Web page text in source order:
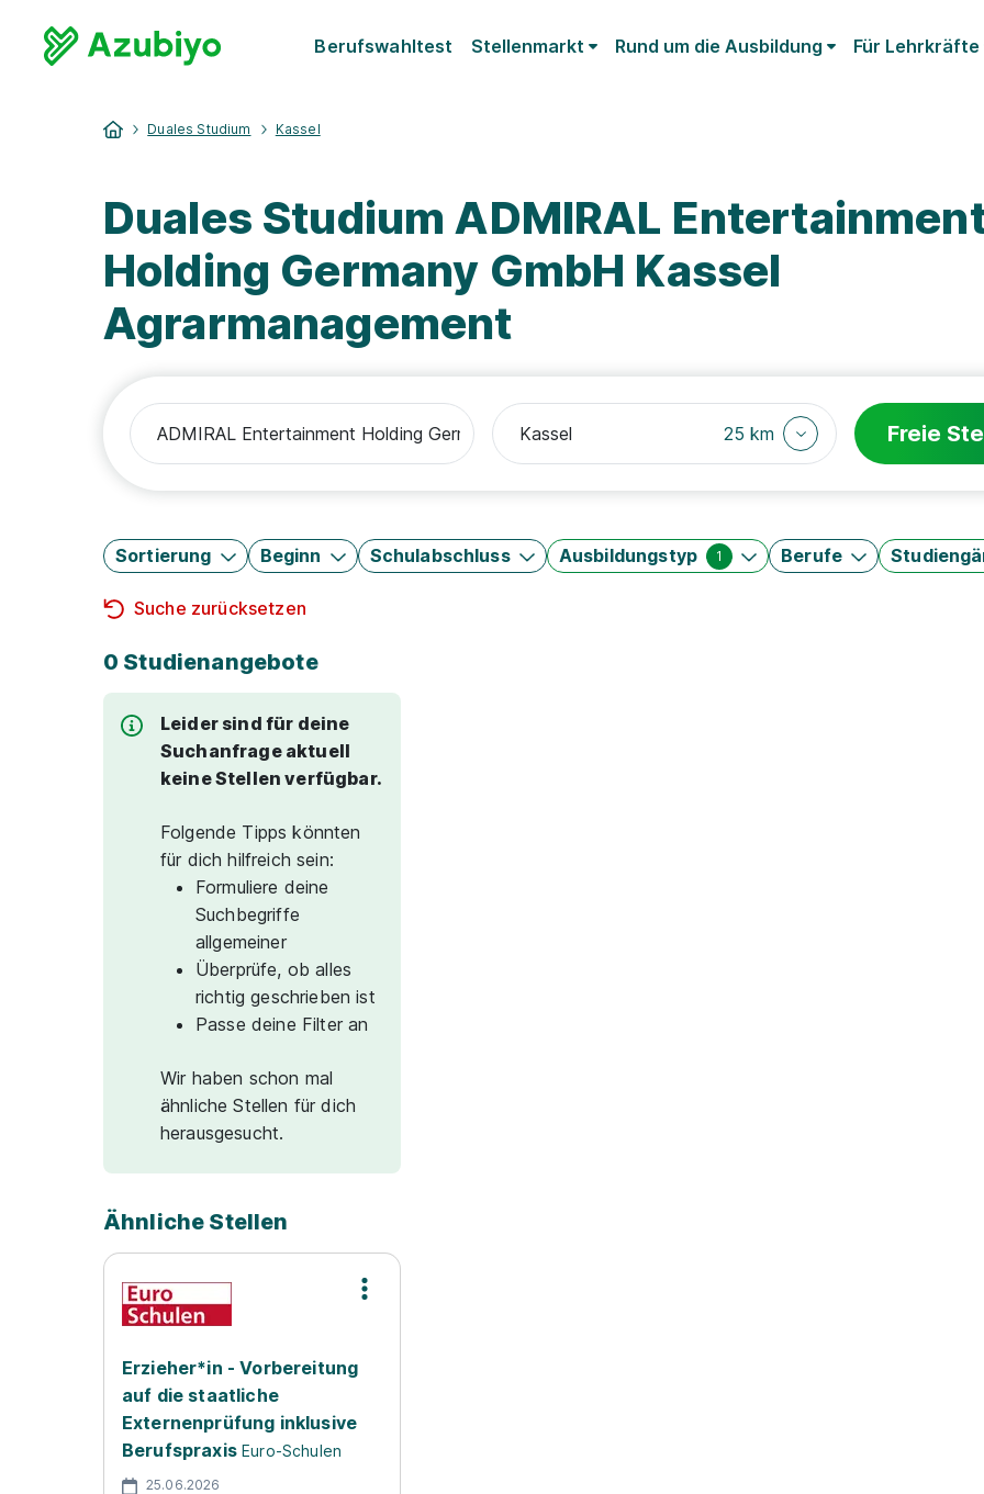
Berufswahltest Stellenmarkt Rund um die Ausbildung Für Lehrkräfte
Duales Studium Kassel
Duales Studium ADMIRAL
Holding Germany GmbH Kassel
Agrarmanagement
25 km Freie
Sortierung Beginn Schulabschluss Ausbildungstyp 1 Berufe
Suche zurücksetzen
0 Studienangebote
Leider sind für deine
Suchanfrage aktuell
keine Stellen verfügbar.
Folgende Tipps könnten
für dich hilfreich sein:
Formuliere deine
Suchbegriffe
allgemeiner
Überprüfe, ob alles
richtig geschrieben ist
Passe deine Filter an
Wir haben schon mal
ähnliche Stellen für dich
herausgesucht.
Ähnliche Stellen
Erzieher*in - Vorbereitung
auf die staatliche
Externenprüfung inklusive
Berufspraxis Euro-Schulen
25.06.2026